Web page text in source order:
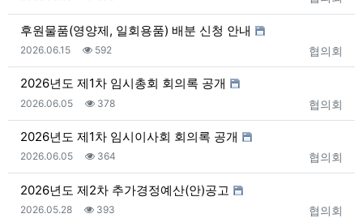
후원물품(영양제, 일회용품) 배분 신청 안내
등록자
협의회
등록일
2026.06.15 조회
592
2026년도 제1차 임시총회 회의록 공개
등록자
협의회
등록일
2026.06.05 조회
378
2026년도 제1차 임시이사회 회의록 공개
등록자
협의회
등록일
2026.06.05 조회
364
2026년도 제2차 추가경정예산(안)공고
등록자
협의회
등록일
2026.05.28 조회
393